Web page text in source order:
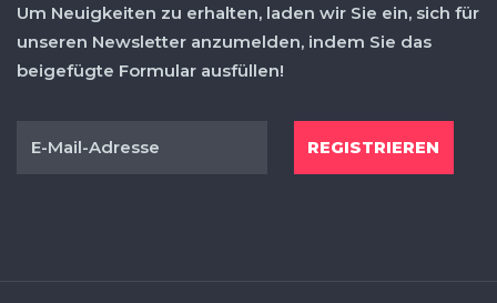
Um Neuigkeiten zu erhalten, laden wir Sie ein, sich für
unseren Newsletter anzumelden, indem Sie das
beigefügte Formular ausfüllen!